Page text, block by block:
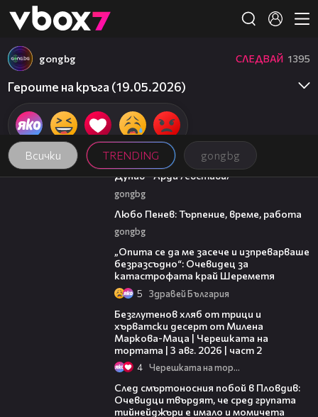
👾
Всички TRENDING gongbg
gongbg СЛЕДВАЙ 1395
Героите на кръга (19.05.2026)
00:51
Дунав - Арда /състави/
gongbg
Любо Пенев: Търпение, време, работа
gongbg
„Опита се да ме засече и изпреварваше
безразсъдно“: Очевидец за
катастрофата край Шереметя
5 Здравей България
Безглутенов хляб от трици и
хърватски десерт от Милена
Маркова-Маца | Черешката на
тортата | 3 авг. 2026 | част 2
4 Черешката на тортата
След смъртоносния побой в Пловдив:
Очевидци твърдят, че сред групата
тийнейджъри е имало и момичета